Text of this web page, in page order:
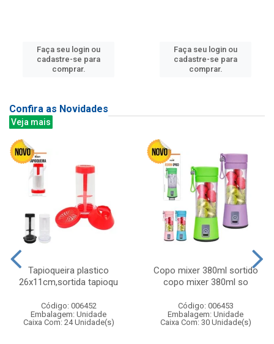
Faça seu login ou
cadastre-se para
comprar.
Faça seu login ou
cadastre-se para
comprar.
Confira as Novidades
Veja mais
Tapioqueira plastico
26x11cm,sortida tapioqu
Código: 006452
Embalagem: Unidade
Caixa Com: 24 Unidade(s)
Copo mixer 380ml sortido
copo mixer 380ml so
Código: 006453
Embalagem: Unidade
Caixa Com: 30 Unidade(s)